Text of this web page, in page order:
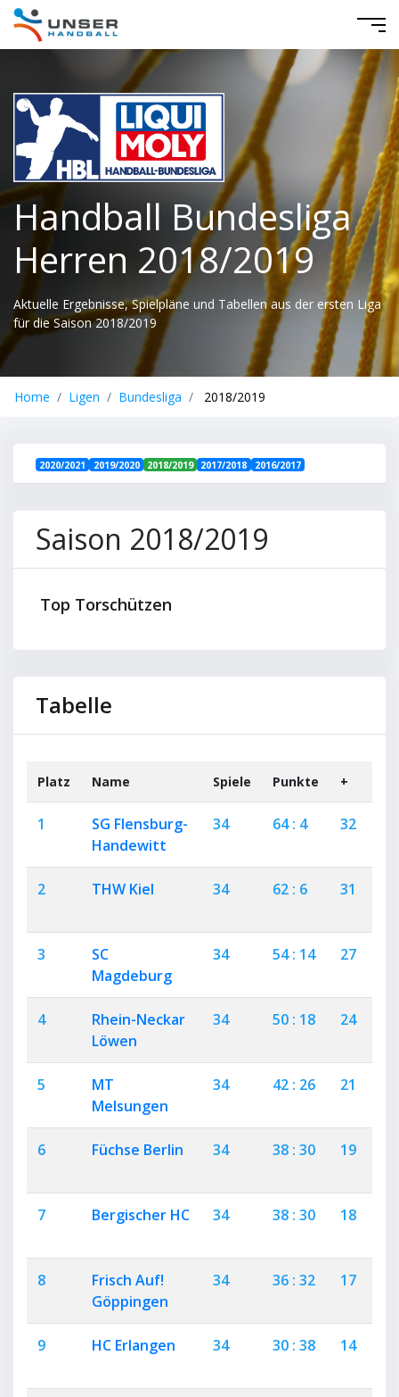
Handball Bundesliga
Herren 2018/2019
Aktuelle Ergebnisse, Spielpläne und Tabellen aus der ersten Liga
für die Saison 2018/2019
Home Ligen Bundesliga 2018/2019
2020/2021 2019/2020 2018/2019 2017/2018 2016/2017
Saison 2018/2019
Top Torschützen
Tabelle
Platz Name Spiele Punkte +
1
SG Flensburg-
Handewitt
34 64 : 4 32
2 THW Kiel 34 62 : 6 31
3
SC
Magdeburg
34 54 : 14 27
4
Rhein-Neckar
Löwen
34 50 : 18 24
5
MT
Melsungen
34 42 : 26 21
6 Füchse Berlin 34 38 : 30 19
7 Bergischer HC 34 38 : 30 18
8
Frisch Auf!
Göppingen
34 36 : 32 17
9 HC Erlangen 34 30 : 38 14